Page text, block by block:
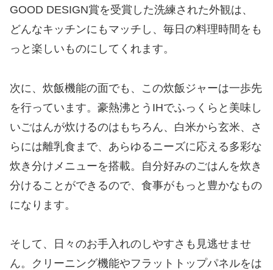
GOOD DESIGN賞を受賞した洗練された外観は、
どんなキッチンにもマッチし、毎日の料理時間をも
っと楽しいものにしてくれます。
次に、炊飯機能の面でも、この炊飯ジャーは一歩先
を行っています。豪熱沸とうIHでふっくらと美味し
いごはんが炊けるのはもちろん、白米から玄米、さ
らには離乳食まで、あらゆるニーズに応える多彩な
炊き分けメニューを搭載。自分好みのごはんを炊き
分けることができるので、食事がもっと豊かなもの
になります。
そして、日々のお手入れのしやすさも見逃せませ
ん。クリーニング機能やフラットトップパネルをは